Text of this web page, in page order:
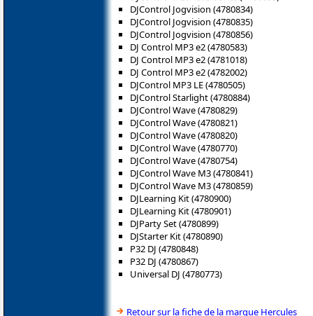
DJControl Jogvision (4780834)
DJControl Jogvision (4780835)
DJControl Jogvision (4780856)
DJ Control MP3 e2 (4780583)
DJ Control MP3 e2 (4781018)
DJ Control MP3 e2 (4782002)
DJControl MP3 LE (4780505)
DJControl Starlight (4780884)
DJControl Wave (4780829)
DJControl Wave (4780821)
DJControl Wave (4780820)
DJControl Wave (4780770)
DJControl Wave (4780754)
DJControl Wave M3 (4780841)
DJControl Wave M3 (4780859)
DJLearning Kit (4780900)
DJLearning Kit (4780901)
DJParty Set (4780899)
DJStarter Kit (4780890)
P32 DJ (4780848)
P32 DJ (4780867)
Universal DJ (4780773)
Retour sur la fiche de la marque Hercules